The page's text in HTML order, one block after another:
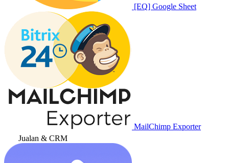
[EQ] Google Sheet
MailChimp Exporter
Jualan & CRM